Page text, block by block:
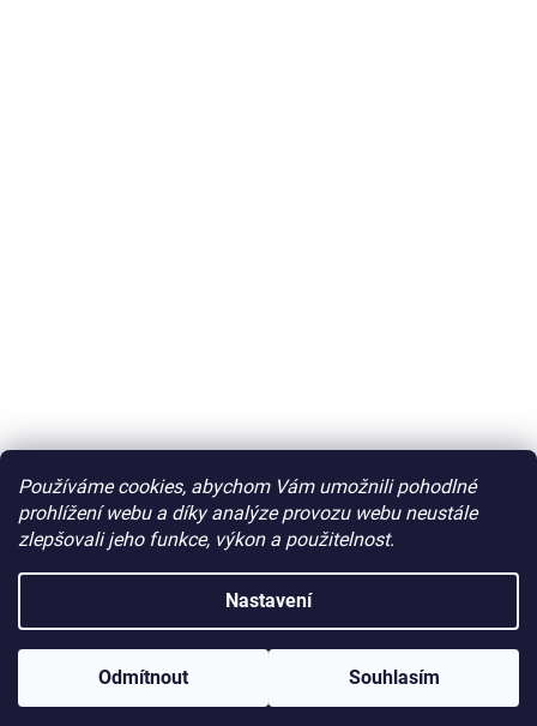
Používáme cookies, abychom Vám umožnili pohodlné
prohlížení webu a díky analýze provozu webu neustále
zlepšovali jeho funkce, výkon a použitelnost.
Nastavení
Odmítnout Souhlasím